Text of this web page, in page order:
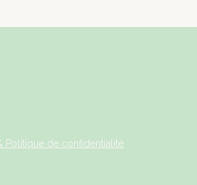
Politique de confidentialité